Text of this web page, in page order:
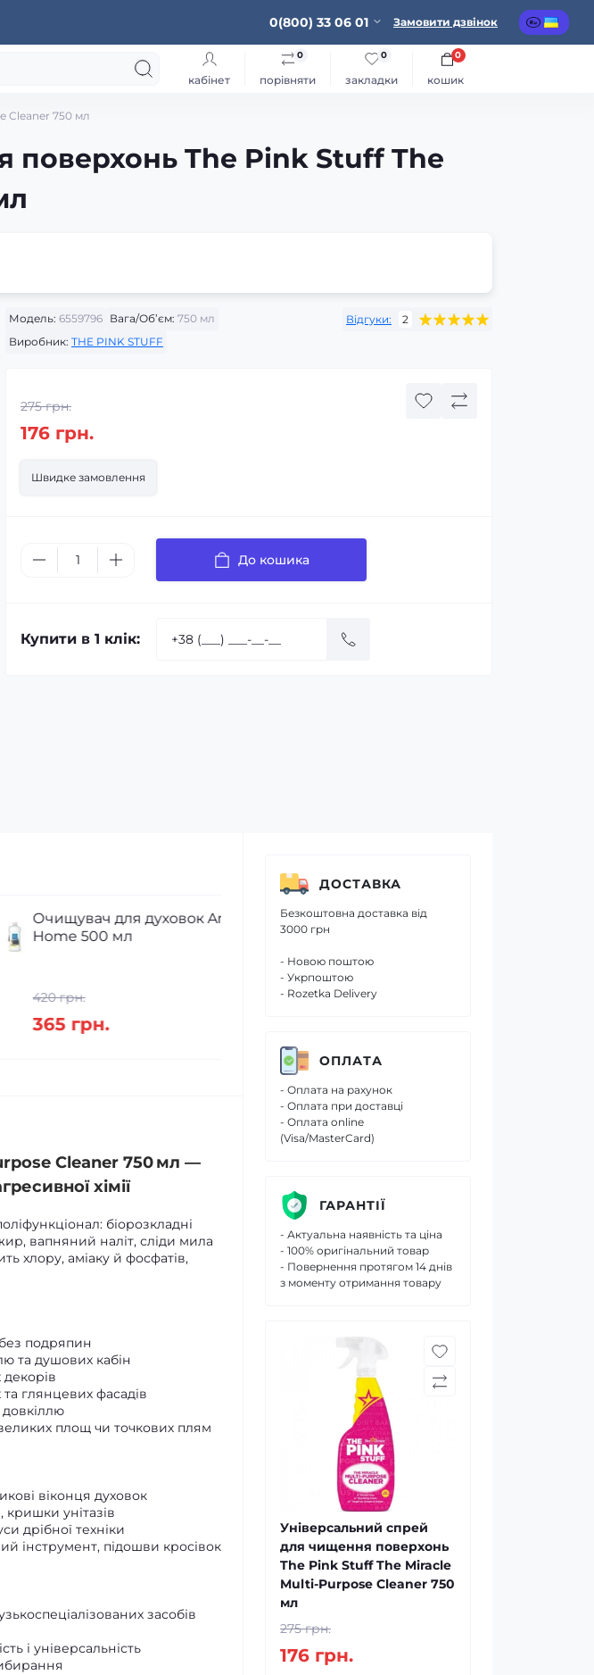
0(800) 33 06 01 Замовити дзвінок
кабінет порівняти
0
закладки
0
кошик
0
Cleaner 750 мл
поверхонь The Pink Stuff The
Модель: 6559796 Вага/Об’єм: 750 мл
Виробник: THE PINK STUFF
Відгуки: 2
275 грн.
176 грн.
Швидке замовлення
До кошика
Купити в 1 клік:
Amway
Гель для чищення унітазу Pink
Stuff 750 мл
Cleaner 750 мл —
хімії
біорозкладні
вапняний наліт, сліди мила
хлору, аміаку й фосфатів,
подряпин
та душових кабін
глянцевих фасадів
площ чи точкових плям
віконця духовок
унітазів
дрібної техніки
інструмент, підошви кросівок
засобів
і універсальність
ДОСТАВКА
Безкоштовна доставка від
3000 грн
- Новою поштою
- Укрпоштою
- Rozetka Delivery
ОПЛАТА
- Оплата на рахунок
- Оплата при доставці
- Оплата online
(Visa/MasterCard)
ГАРАНТІЇ
- Актуальна наявність та ціна
- 100% оригінальний товар
- Повернення протягом 14 днів
з моменту отримання товару
Універсальний спрей
для чищення поверхонь
The Pink Stuff The Miracle
Multi-Purpose Cleaner 750
мл
275 грн.
176 грн.